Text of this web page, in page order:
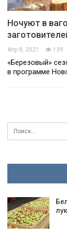
Ночуют в
Апр 8, 2021 139
«Березовый»
в программе